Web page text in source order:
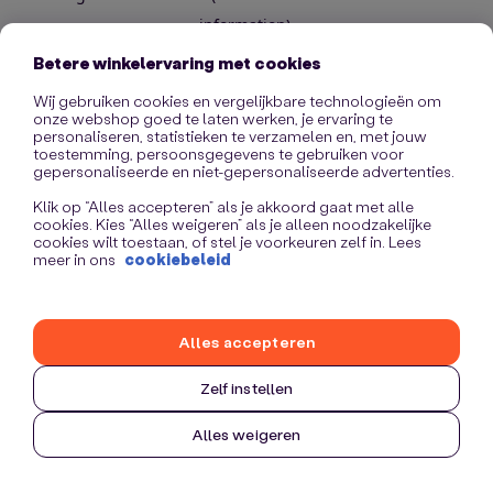
information).
Betere winkelervaring met cookies
Wij gebruiken cookies en vergelijkbare technologieën om
onze webshop goed te laten werken, je ervaring te
personaliseren, statistieken te verzamelen en, met jouw
toestemming, persoonsgegevens te gebruiken voor
gepersonaliseerde en niet-gepersonaliseerde advertenties.
Klik op “Alles accepteren” als je akkoord gaat met alle
cookies. Kies “Alles weigeren” als je alleen noodzakelijke
cookies wilt toestaan, of stel je voorkeuren zelf in. Lees
meer in ons cookiebeleid
Zelf instellen
Alles weigeren
Alles accepteren